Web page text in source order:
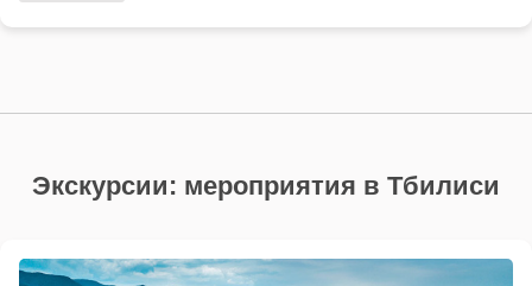
Экскурсии: мероприятия в Тбилиси